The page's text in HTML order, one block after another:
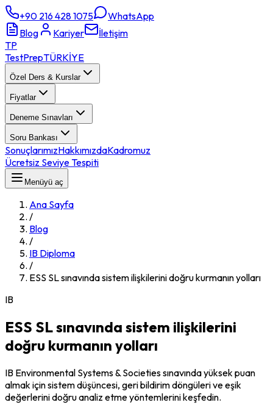
+90 216 428 1075
WhatsApp
Blog
Kariyer
İletişim
TP
TestPrepTÜRKİYE
Özel Ders & Kurslar
Fiyatlar
Deneme Sınavları
Soru Bankası
SonuçlarımızHakkımızdaKadromuz
Ücretsiz Seviye Tespiti
Menüyü aç
Ana Sayfa
/
Blog
/
IB Diploma
/
ESS SL sınavında sistem ilişkilerini doğru kurmanın yolları
IB
ESS SL sınavında sistem ilişkilerini
doğru kurmanın yolları
IB Environmental Systems & Societies sınavında yüksek puan
almak için sistem düşüncesi, geri bildirim döngüleri ve eşik
değerlerini doğru analiz etme yöntemlerini keşfedin.